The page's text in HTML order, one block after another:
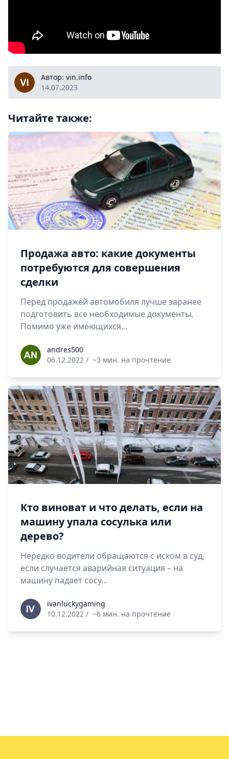
vin.infoАвтор: vin.info
14.07.2023
Читайте также:
Продажа авто: какие документы
потребуются для совершения
сделки
Перед продажей автомобиля лучше заранее
подготовить все необходимые документы.
Помимо уже имеющихся...
andres500andres500
06.12.2022 / ~3 мин. на прочтение
Кто виноват и что делать, если на
машину упала сосулька или
дерево?
Нередко водители обращаются с иском в суд,
если случается аварийная ситуация – на
машину падает сосу...
ivanluckygaming
ivanluckygaming
10.12.2022 / ~6 мин. на прочтение